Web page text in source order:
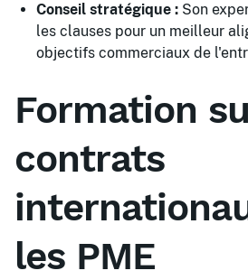
Conseil stratégique : Son
les clauses pour un meilleur
objectifs commerciaux de
Formation
contrats
les PME